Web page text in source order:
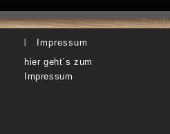
Impressum
hier geht´s zum
Impressum